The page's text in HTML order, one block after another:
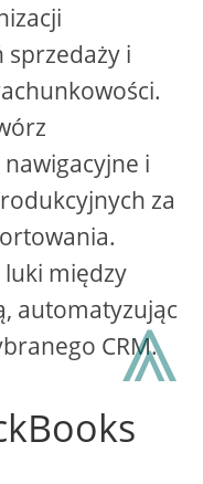
sprzedaży i
i
za
między
automatyzując
CRM.
⩓